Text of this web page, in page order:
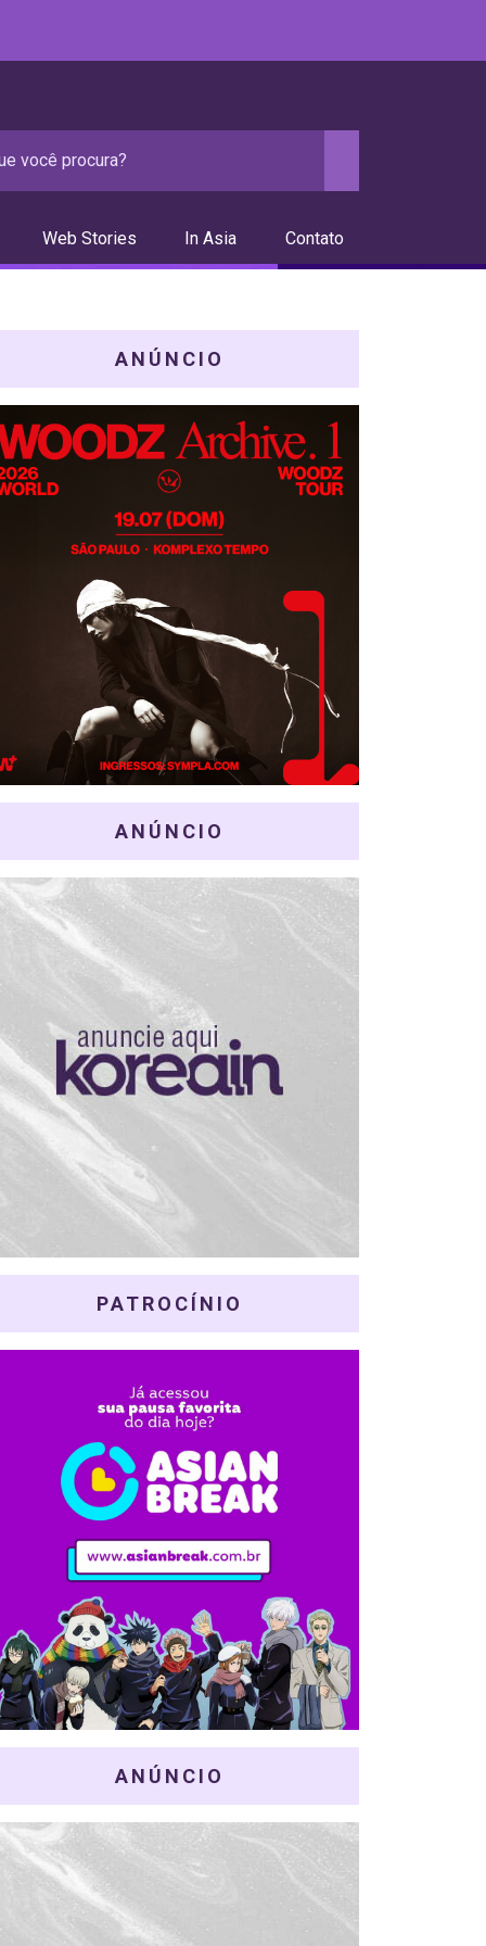
Web Stories In Asia Contato
ANÚNCIO
ANÚNCIO
PATROCÍNIO
ANÚNCIO